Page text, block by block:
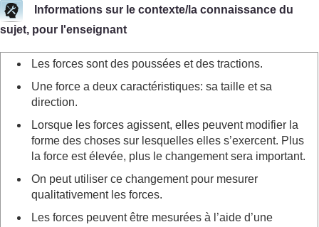
Informations sur le contexte/la connaissance du
sujet, pour l'enseignant
Les forces sont des poussées et des tractions.
Une force a deux caractéristiques: sa taille et sa
direction.
Lorsque les forces agissent, elles peuvent modifier la
forme des choses sur lesquelles elles s’exercent. Plus
la force est élevée, plus le changement sera important.
On peut utiliser ce changement pour mesurer
qualitativement les forces.
Les forces peuvent être mesurées à l’aide d’une